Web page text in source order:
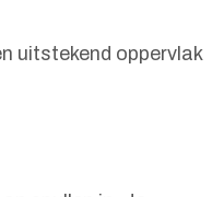
uitstekend oppervlak